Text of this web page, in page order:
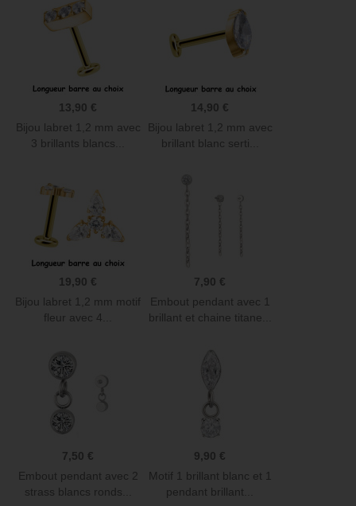
13,90 €
Bijou labret 1,2 mm avec
3 brillants blancs...
14,90 €
Bijou labret 1,2 mm avec
brillant blanc serti...
19,90 €
Bijou labret 1,2 mm motif
fleur avec 4...
7,90 €
Embout pendant avec 1
brillant et chaine titane...
7,50 €
Embout pendant avec 2
strass blancs ronds...
9,90 €
Motif 1 brillant blanc et 1
pendant brillant...